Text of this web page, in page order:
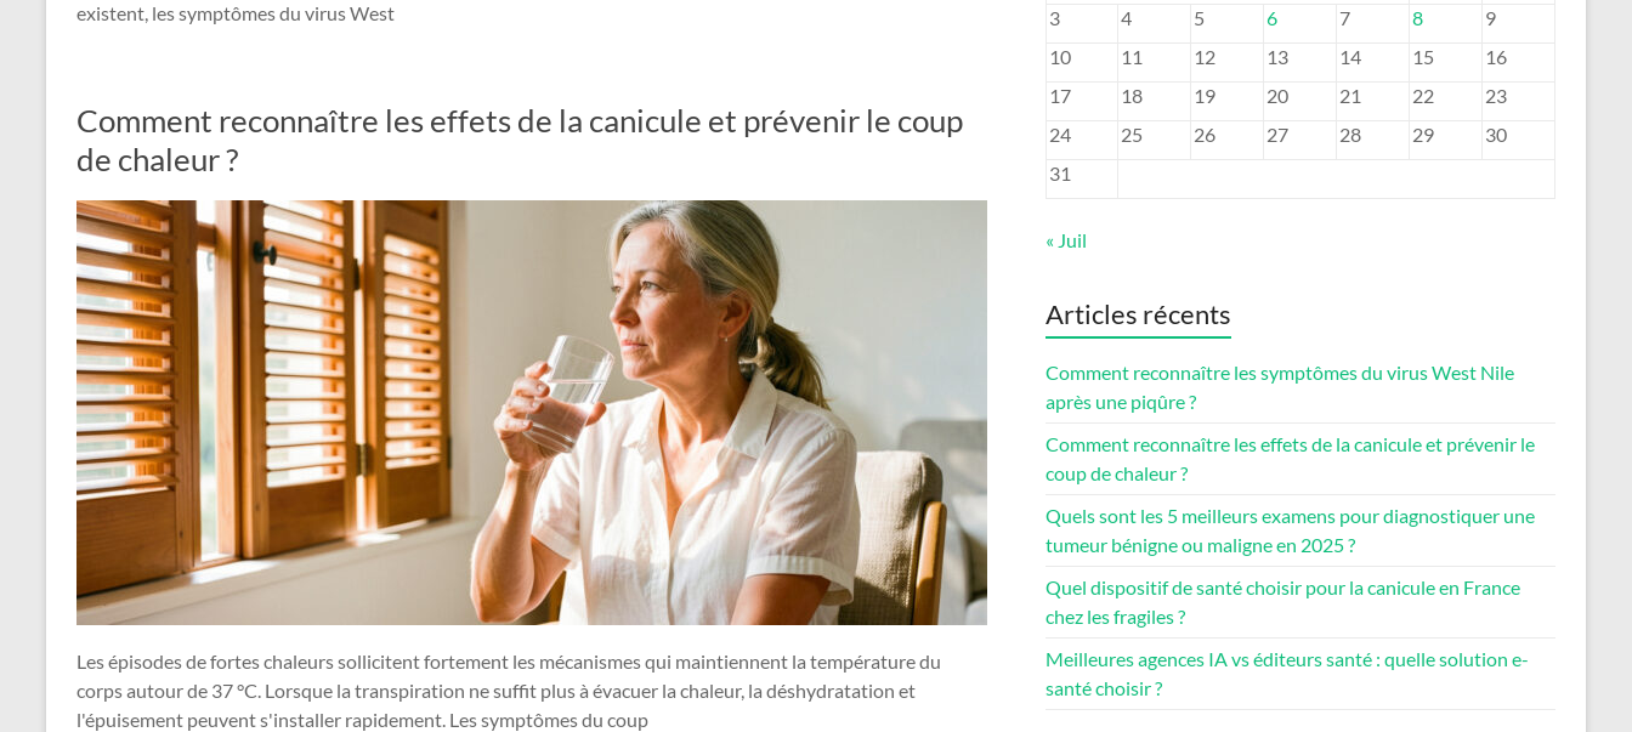
existent, les symptômes du virus West
Comment reconnaître les effets de la canicule et prévenir le coup
de chaleur ?
Les épisodes de fortes chaleurs sollicitent fortement les mécanismes qui maintiennent la température du
corps autour de 37 °C. Lorsque la transpiration ne suffit plus à évacuer la chaleur, la déshydratation et
l'épuisement peuvent s'installer rapidement. Les symptômes du coup
3
4 5 6 7 8
9
10
11 12 13 14 15
16
17
18 19 20 21 22
23
24
25 26 27 28 29
30
31
« Juil
Articles récents
Comment reconnaître les symptômes du virus West Nile
après une piqûre ?
Comment reconnaître les effets de la canicule et prévenir le
coup de chaleur ?
Quels sont les 5 meilleurs examens pour diagnostiquer une
tumeur bénigne ou maligne en 2025 ?
Quel dispositif de santé choisir pour la canicule en France
chez les fragiles ?
Meilleures agences IA vs éditeurs santé : quelle solution e-
santé choisir ?